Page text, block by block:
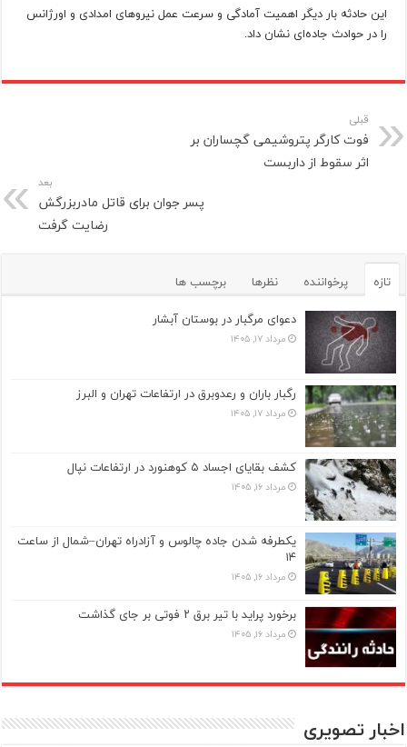
این حادثه بار دیگر اهمیت آمادگی و سرعت عمل نیروهای امدادی و اورژانس
را در حوادث جاده‌ای نشان داد.
قبلی
فوت کارگر پتروشیمی گچساران بر
اثر سقوط از داربست
بعد
پسر جوان برای قاتل مادربزرگش
رضایت گرفت
تازه پرخواننده نظرها
برچسب ها
دعوای مرگبار در بوستان آبشار
مرداد ۱۷, ۱۴۰۵
رگبار باران و رعدوبرق در ارتفاعات تهران و البرز
مرداد ۱۷, ۱۴۰۵
کشف بقایای اجساد ۵ کوهنورد در ارتفاعات نپال
مرداد ۱۶, ۱۴۰۵
یکطرفه شدن جاده چالوس و آزادراه تهران–شمال از ساعت
۱۴
مرداد ۱۶, ۱۴۰۵
برخورد پراید با تیر برق ۲ فوتی بر جای گذاشت
مرداد ۱۶, ۱۴۰۵
اخبار تصویری